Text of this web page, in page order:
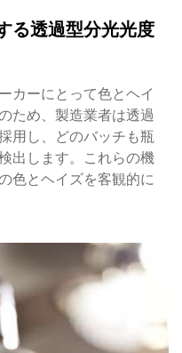
る透過型分光光度
カーにとって色とヘイ
ため、製造業者は透過
用し、どのバッチも瓶
出します。これらの機
色とヘイズを客観的に